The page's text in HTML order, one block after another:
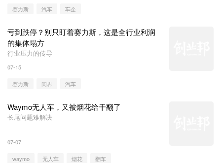
赛力斯 汽车 车企
亏到跌停？别只盯着赛力斯，这是全行业利润
的集体塌方
行业压力的传导
07-15
赛力斯 问界 汽车
Waymo无人车，又被烟花给干翻了
长尾问题难解决
07-07
waymo 无人车 烟花 翻车